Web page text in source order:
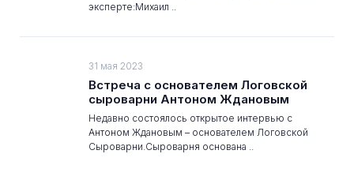
эксперте:Михаил ..
31 мая 2023
Встреча с основателем Логовской
сыроварни Антоном Ждановым
Недавно состоялось открытое интервью с
Антоном Ждановым – основателем Логовской
Сыроварни.Сыроварня основана ..